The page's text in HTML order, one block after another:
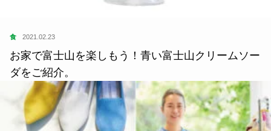
食 2021.02.23
お家で富士山を楽しもう！青い富士山クリームソー
ダをご紹介。